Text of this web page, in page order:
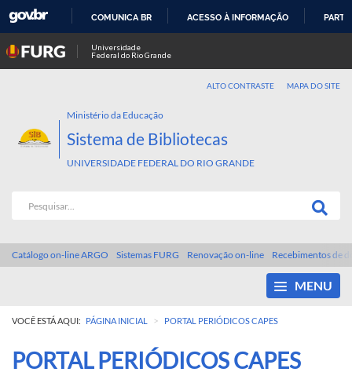
COMUNICA BR ACESSO À INFORMAÇÃO
Universidade
Federal do Rio Grande
ALTO CONTRASTE MAPA DO SITE
Ministério da Educação
Sistema de Bibliotecas
UNIVERSIDADE FEDERAL DO RIO GRANDE
Catálogo on-line ARGO Sistemas FURG Renovação on-line Recebimentos de
MENU
VOCÊ ESTÁ AQUI: PÁGINA INICIAL > PORTAL PERIÓDICOS CAPES
PORTAL PERIÓDICOS CAPES